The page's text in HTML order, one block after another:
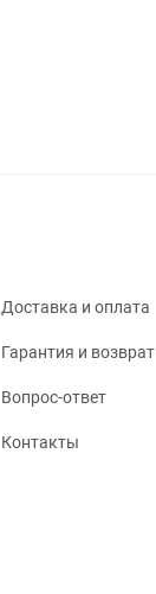
Доставка и оплата
Гарантия и возврат
Вопрос-ответ
Контакты